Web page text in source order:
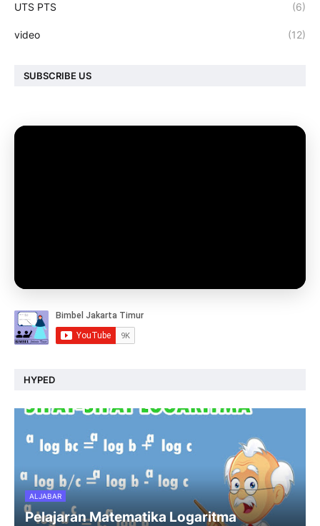
UTS PTS (6)
video (12)
SUBSCRIBE US
HYPED
ALJABAR
Pelajaran Matematika Logaritma